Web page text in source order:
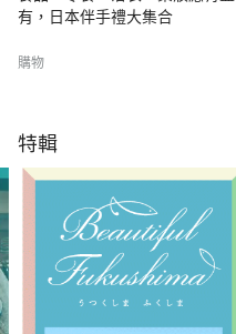
有，日本伴手禮大集合
購物
特輯